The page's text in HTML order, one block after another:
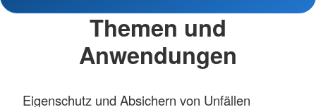
Themen und
Anwendungen
Eigenschutz und Absichern von Unfällen